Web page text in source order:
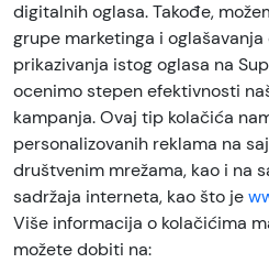
digitalnih oglasa. Takođe,
grupe marketinga i
prikazivanja istog oglasa na
ocenimo stepen efektivnosti
kampanja. Ovaj tip kolačića
personalizovanih reklama na
društvenim mrežama, kao i na
sadržaja interneta, kao što je
Više informacija o kolačićima
možete dobiti na: